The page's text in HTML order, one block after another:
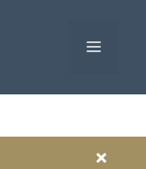
MENÜ
×